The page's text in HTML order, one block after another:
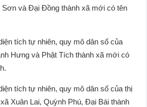
và Đại Đồng thành xã mới có tên
tích tự nhiên, quy mô dân số của
Hưng và Phật Tích thành xã mới có
tích tự nhiên, quy mô dân số của thị
Xuân Lai, Quỳnh Phú, Đại Bái thành